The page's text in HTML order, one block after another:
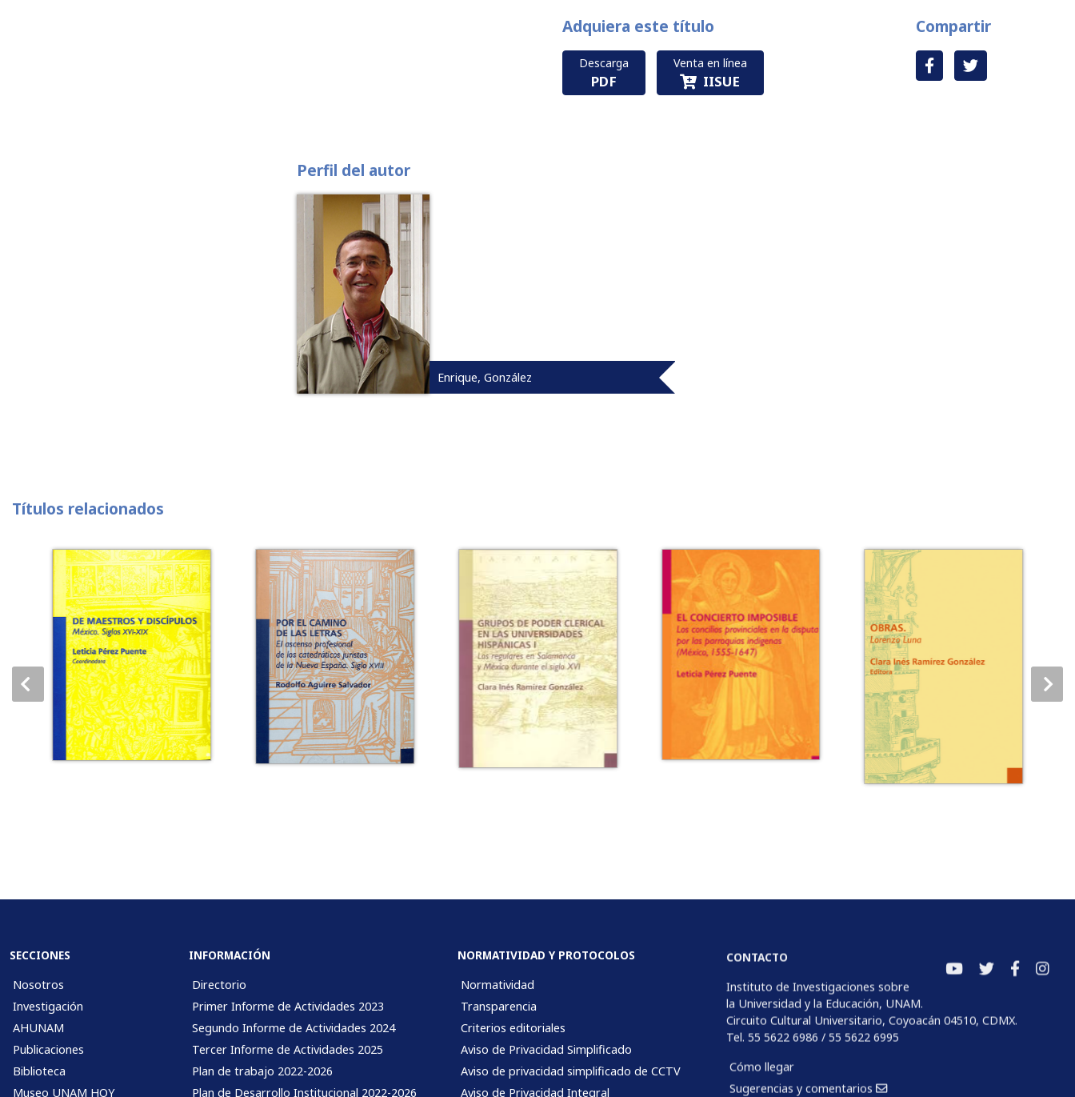
Adquiera este título
Descarga
PDF
Venta en línea
IISUE
Compartir
Perfil del autor
Enrique, González
Títulos relacionados
SECCIONES
Nosotros
Investigación
AHUNAM
Publicaciones
Biblioteca
Museo UNAM HOY
INFORMACIÓN
Directorio
Primer Informe de Actividades 2023
Segundo Informe de Actividades 2024
Tercer Informe de Actividades 2025
Plan de trabajo 2022-2026
Plan de Desarrollo Institucional 2022-2026
NORMATIVIDAD Y PROTOCOLOS
Normatividad
Transparencia
Criterios editoriales
Aviso de Privacidad Simplificado
Aviso de privacidad simplificado de CCTV
Aviso de Privacidad Integral
CONTACTO
Instituto de Investigaciones sobre
la Universidad y la Educación, UNAM.
Circuito Cultural Universitario, Coyoacán 04510, CDMX.
Tel. 55 5622 6986 / 55 5622 6995
Cómo llegar
Sugerencias y comentarios